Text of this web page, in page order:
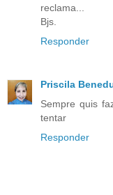
reclama...
Bjs.
Responder
Priscila
Sempre quis
tentar
Responder